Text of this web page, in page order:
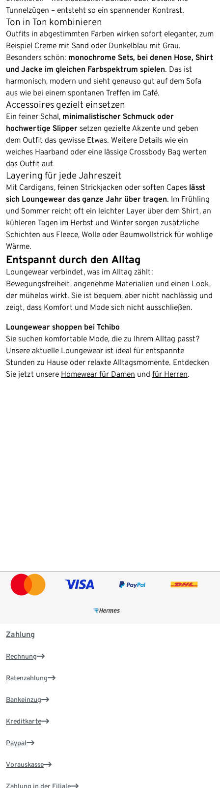
Tunnelzügen – entsteht so ein spannender Kontrast.
Ton in Ton kombinieren
Outfits in abgestimmten Farben wirken sofort eleganter, zum
Beispiel Creme mit Sand oder Dunkelblau mit Grau.
Besonders schön: monochrome Sets, bei denen Hose, Shirt
und Jacke im gleichen Farbspektrum spielen. Das ist
harmonisch, modern und sieht genauso gut auf dem Sofa
aus wie bei einem spontanen Treffen im Café.
Accessoires gezielt einsetzen
Ein feiner Schal, minimalistischer Schmuck oder
hochwertige Slipper setzen gezielte Akzente und geben
dem Outfit das gewisse Etwas. Weitere Details wie ein
weiches Haarband oder eine lässige Crossbody Bag werten
das Outfit auf.
Layering für jede Jahreszeit
Mit Cardigans, feinen Strickjacken oder soften Capes lässt
sich Loungewear das ganze Jahr über tragen. Im Frühling
und Sommer reicht oft ein leichter Layer über dem Shirt, an
kühleren Tagen im Herbst und Winter sorgen zusätzliche
Schichten aus Fleece, Wolle oder Baumwollstrick für wohlige
Wärme.
Entspannt durch den Alltag
Loungewear verbindet, was im Alltag zählt:
Bewegungsfreiheit, angenehme Materialien und einen Look,
der mühelos wirkt. Sie ist bequem, aber nicht nachlässig und
zeigt, dass Komfort und Mode sich nicht ausschließen.
Loungewear shoppen bei Tchibo
Sie suchen komfortable Mode, die zu Ihrem Alltag passt?
Unsere aktuelle Loungewear ist ideal für entspannte
Stunden zu Hause oder relaxte Alltagsmomente. Entdecken
Sie jetzt unsere Homewear für Damen und für Herren.
Zahlung
Rechnung
Ratenzahlung
Bankeinzug
Kreditkarte
Paypal
Vorauskasse
Zahlung in der Filiale